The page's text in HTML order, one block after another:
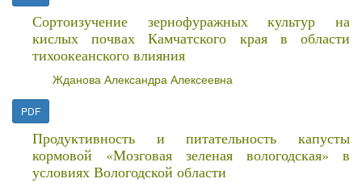
Сортоизучение зернофуражных культур на
кислых почвах Камчатского края в области
тихоокеанского влияния
Жданова Александра Алексеевна
PDF
Продуктивность и питательность капусты
кормовой «Мозговая зеленая вологодская» в
условиях Вологодской области